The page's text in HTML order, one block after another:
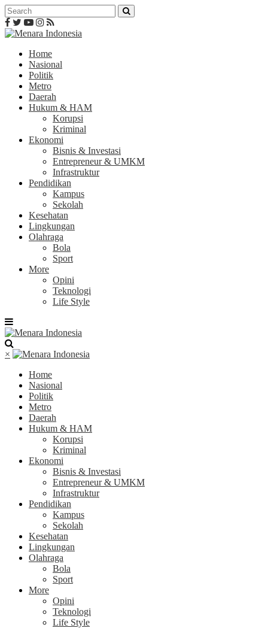
Home
Nasional
Politik
Metro
Daerah
Hukum & HAM
Korupsi
Kriminal
Ekonomi
Bisnis & Investasi
Entrepreneur & UMKM
Infrastruktur
Pendidikan
Kampus
Sekolah
Kesehatan
Lingkungan
Olahraga
Bola
Sport
More
Opini
Teknologi
Life Style
×
Home
Nasional
Politik
Metro
Daerah
Hukum & HAM
Korupsi
Kriminal
Ekonomi
Bisnis & Investasi
Entrepreneur & UMKM
Infrastruktur
Pendidikan
Kampus
Sekolah
Kesehatan
Lingkungan
Olahraga
Bola
Sport
More
Opini
Teknologi
Life Style